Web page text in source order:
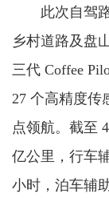
此次自驾
乡村道路及盘
三代 Coffee
27 个高精度传
点领航。截至
亿公里，行车
小时，泊车辅